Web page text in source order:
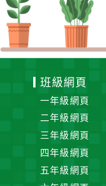
班級網頁
一年級網頁
二年級網頁
三年級網頁
四年級網頁
五年級網頁